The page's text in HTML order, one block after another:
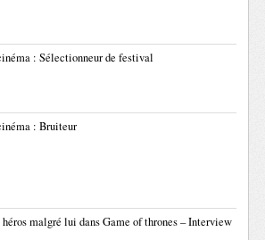
: Sélectionneur de festival
: Bruiteur
héros malgré lui dans Game of thrones – Interview